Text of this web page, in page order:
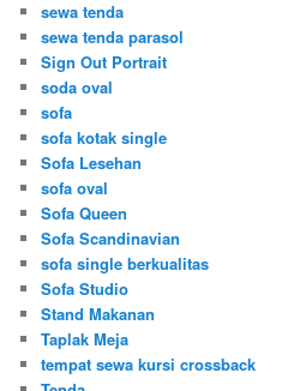
sewa tenda
sewa tenda parasol
Sign Out Portrait
soda oval
sofa
sofa kotak single
Sofa Lesehan
sofa oval
Sofa Queen
Sofa Scandinavian
sofa single berkualitas
Sofa Studio
Stand Makanan
Taplak Meja
tempat sewa kursi crossback